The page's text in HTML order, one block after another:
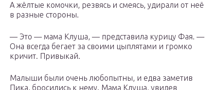
А жёлтые комочки, резвясь и смеясь, удирали от неё
в разные стороны.
— Это — мама Клуша, — представила курицу Фая. —
Она всегда бегает за своими цыплятами и громко
кричит. Привыкай.
Малыши были очень любопытны, и едва заметив
Пика, бросились к нему. Мама Клуша, увидев